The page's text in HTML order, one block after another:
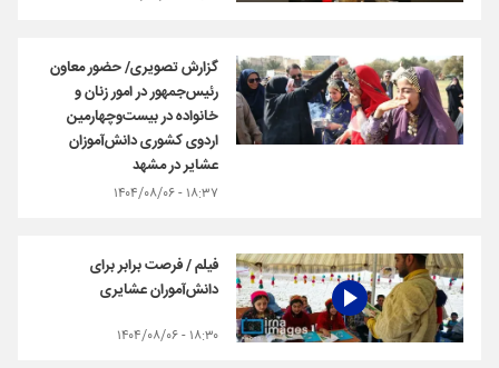
گزارش تصویری/ حضور معاون
رئیس‌جمهور در امور زنان و
خانواده در بیست‌وچهارمین
اردوی کشوری دانش‌آموزان
عشایر در مشهد
۱۸:۳۷ - ۱۴۰۴/۰۸/۰۶
فیلم / فرصت برابر برای
دانش‌آموران عشایری
۱۸:۳۰ - ۱۴۰۴/۰۸/۰۶